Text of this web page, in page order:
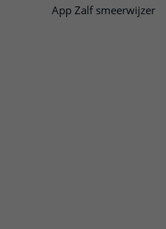
App Zalf smeerwijzer